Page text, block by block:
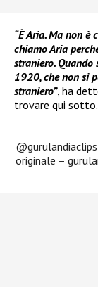
“È Aria. Ma non è
chiamo Aria
straniero. Quando
1920, che non si
straniero”, ha
trovare qui sotto.
@gurulandiaclips
originale –